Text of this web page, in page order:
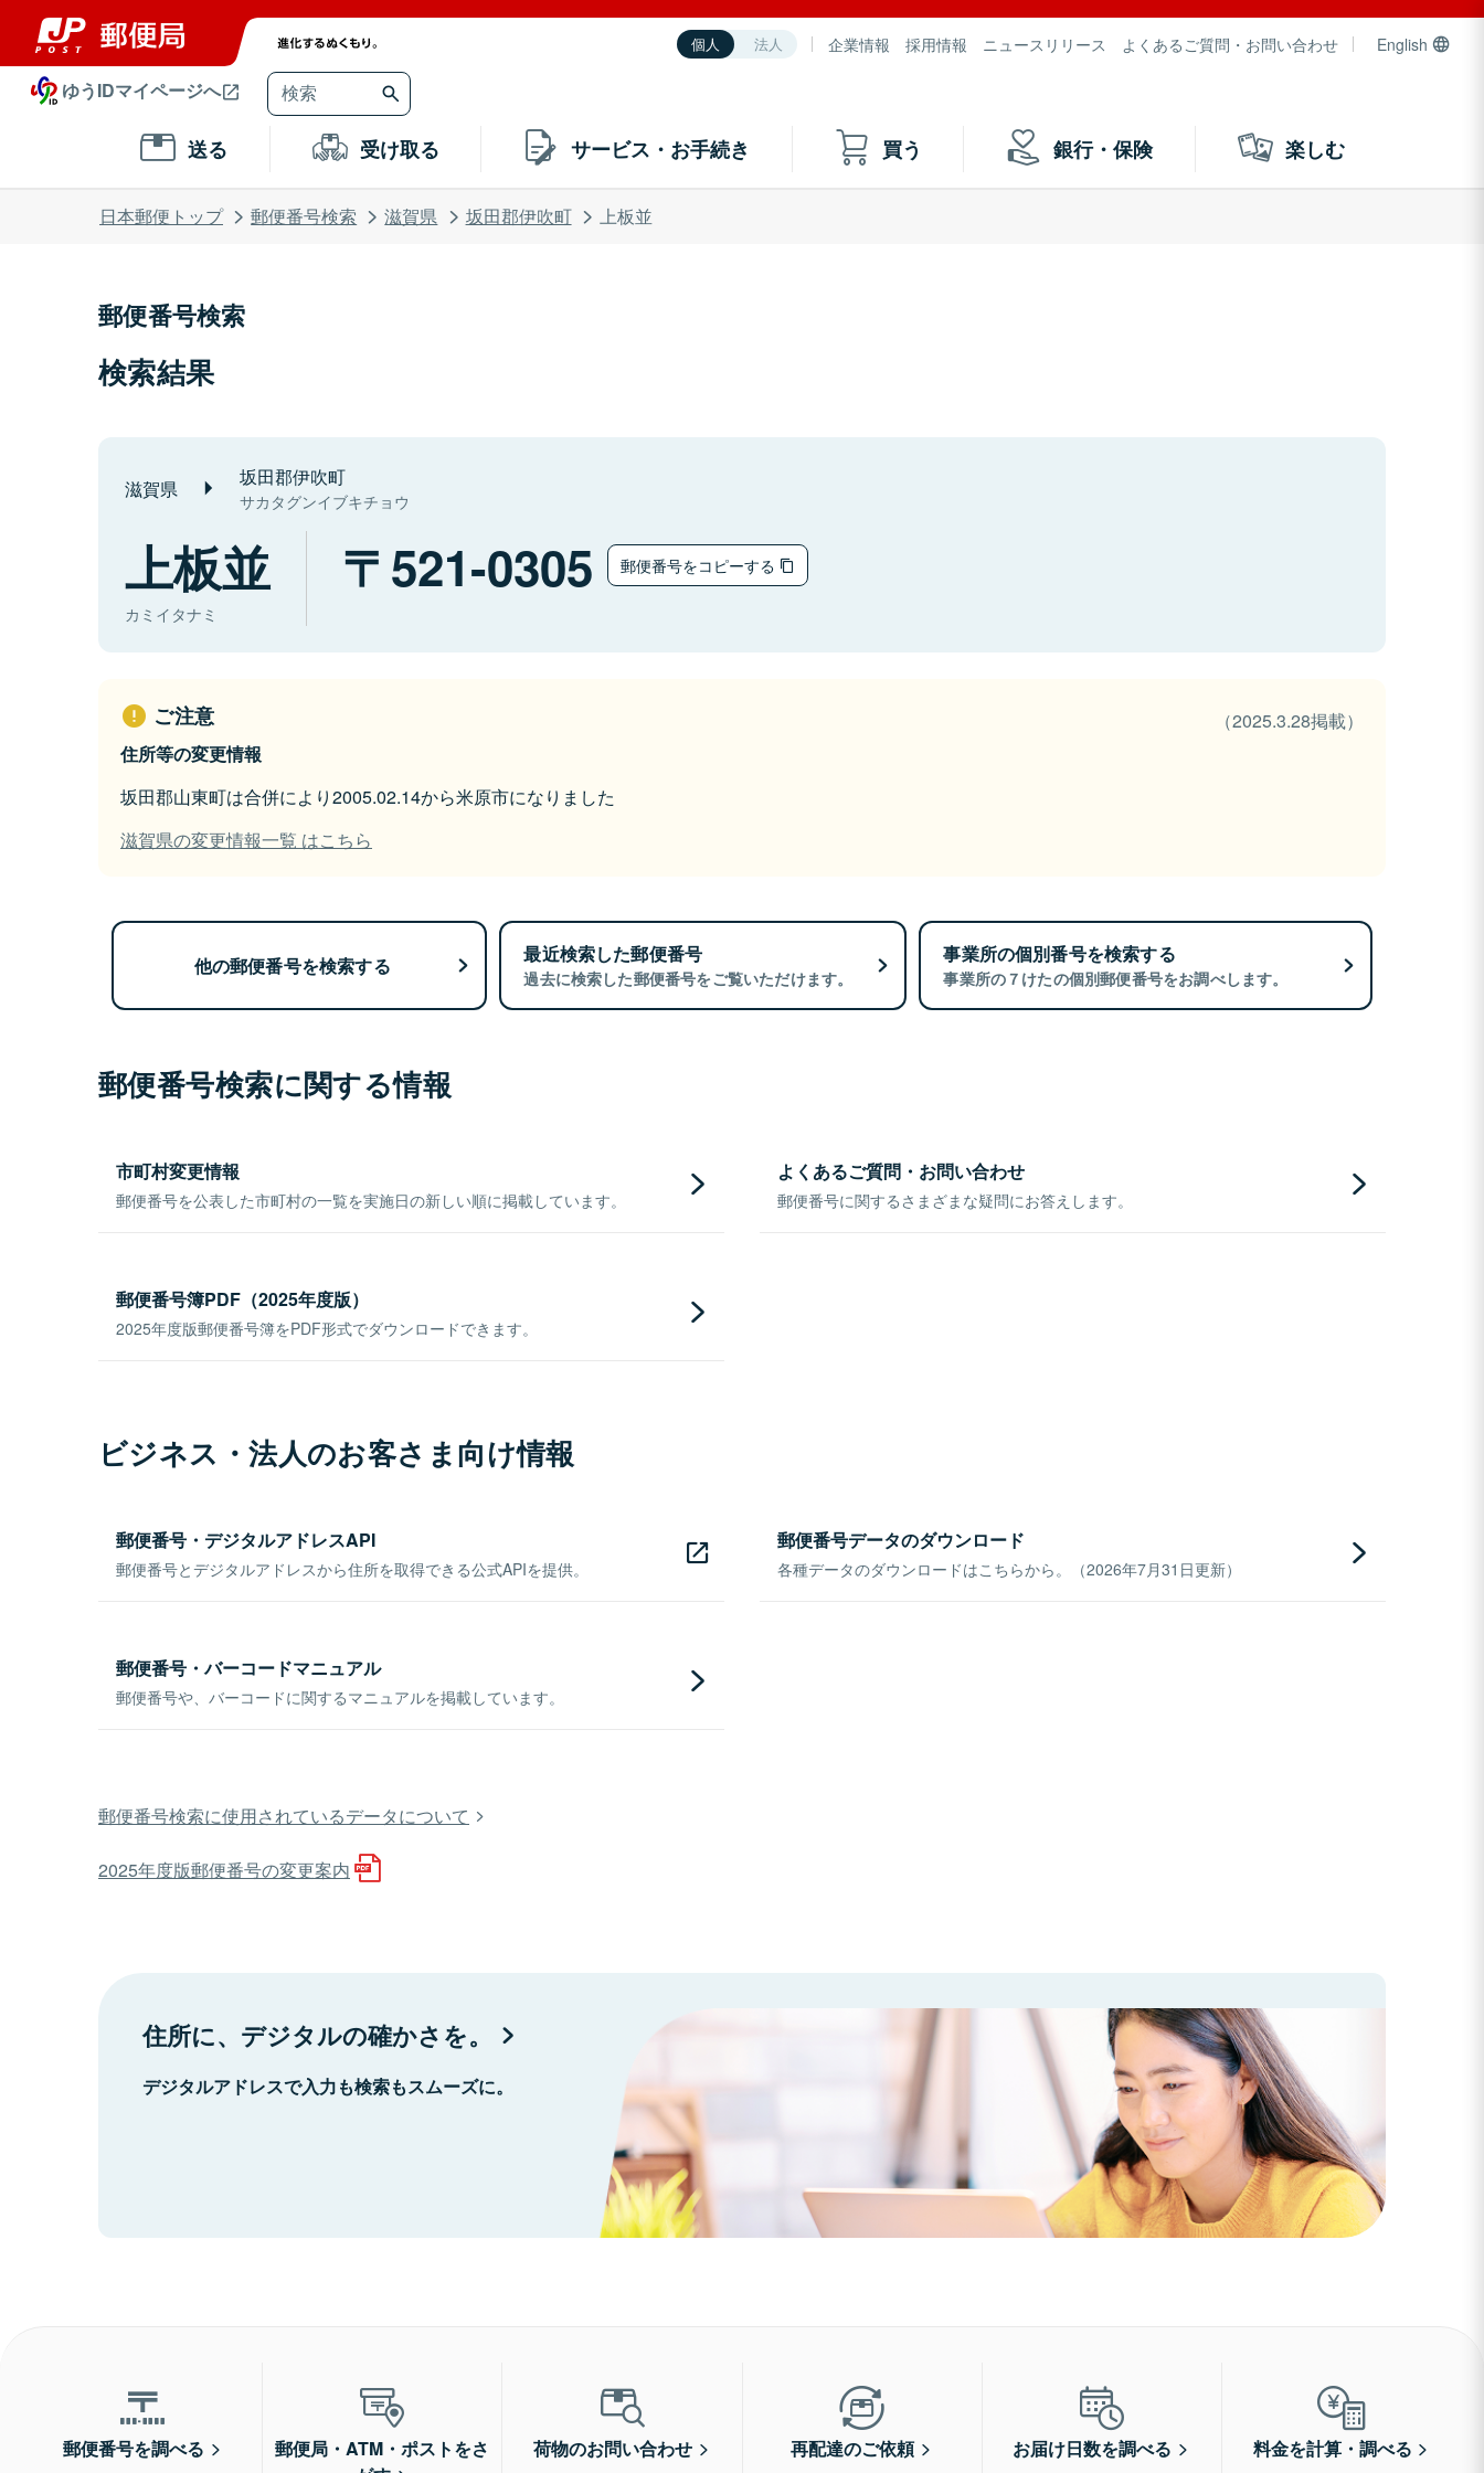
個人 法人 企業情報 採用情報 ニュースリリース よくあるご質問・お問い合わせ English
ゆうIDマイページへ
送る 受け取る サービス・お手続き 買う 銀行・保険 楽しむ
日本郵便トップ 郵便番号検索 滋賀県 坂田郡伊吹町 上板並
郵便番号検索
検索結果
滋賀県 坂田郡伊吹町
サカタグンイブキチョウ
上板並
カミイタナミ
521-0305 郵便番号をコピーする
ご注意
（2025.3.28掲載）
住所等の変更情報
坂田郡山東町は合併により2005.02.14から米原市になりました
滋賀県の変更情報一覧 はこちら
他の郵便番号を検索する 最近検索した郵便番号
過去に検索した郵便番号をご覧いただけます。
事業所の個別番号を検索する
事業所の７けたの個別郵便番号をお調べします。
郵便番号検索に関する情報
市町村変更情報
郵便番号を公表した市町村の一覧を実施日の新しい順に掲載しています。
よくあるご質問・お問い合わせ
郵便番号に関するさまざまな疑問にお答えします。
郵便番号簿PDF（2025年度版）
2025年度版郵便番号簿をPDF形式でダウンロードできます。
ビジネス・法人のお客さま向け情報
郵便番号・デジタルアドレスAPI
郵便番号とデジタルアドレスから住所を取得できる公式APIを提供。
郵便番号データのダウンロード
各種データのダウンロードはこちらから。（2026年7月31日更新）
郵便番号・バーコードマニュアル
郵便番号や、バーコードに関するマニュアルを掲載しています。
郵便番号検索に使用されているデータについて
2025年度版郵便番号の変更案内
住所に、デジタルの確かさを。
デジタルアドレスで入力も検索もスムーズに。
郵便番号を調べる
郵便局・ATM・ポストをさ
荷物のお問い合わせ 再配達のご依頼 お届け日数を調べる 料金を計算・調べる